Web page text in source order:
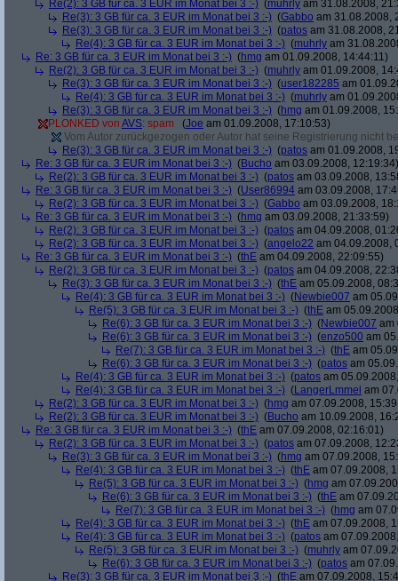
Re(2): 3 GB für ca. 3 EUR im Monat bei 3 :-) (muhrly am 31.08.2008,
Re(3): 3 GB für ca. 3 EUR im Monat bei 3 :-) (Gabbo am 31.08.2008,
Re(3): 3 GB für ca. 3 EUR im Monat bei 3 :-) (patos am 31.08.2008,
Re(4): 3 GB für ca. 3 EUR im Monat bei 3 :-) (muhrly am
Re: 3 GB für ca. 3 EUR im Monat bei 3 :-) (hmg am 01.09.2008, 14:44:11)
Re(2): 3 GB für ca. 3 EUR im Monat bei 3 :-) (muhrly am 01.09.2008,
Re(3): 3 GB für ca. 3 EUR im Monat bei 3 :-) (user182285 am
Re(4): 3 GB für ca. 3 EUR im Monat bei 3 :-) (muhrly am
Re(3): 3 GB für ca. 3 EUR im Monat bei 3 :-) (hmg am 01.09.2008,
PLONKED von AVS: spam (Joe am 01.09.2008, 17:10:53)
Vom Autor zurückgezogen oder Autor hat seine Registrierung nicht
Re(3): 3 GB für ca. 3 EUR im Monat bei 3 :-) (patos am 01.09.2008,
Re: 3 GB für ca. 3 EUR im Monat bei 3 :-) (Bucho am 03.09.2008, 12:19:34)
Re(2): 3 GB für ca. 3 EUR im Monat bei 3 :-) (patos am 03.09.2008,
Re: 3 GB für ca. 3 EUR im Monat bei 3 :-) (User86994 am 03.09.2008,
Re(2): 3 GB für ca. 3 EUR im Monat bei 3 :-) (Gabbo am 03.09.2008,
Re: 3 GB für ca. 3 EUR im Monat bei 3 :-) (hmg am 03.09.2008, 21:33:59)
Re(2): 3 GB für ca. 3 EUR im Monat bei 3 :-) (patos am 04.09.2008,
Re(2): 3 GB für ca. 3 EUR im Monat bei 3 :-) (angelo22 am 04.09.2008,
Re: 3 GB für ca. 3 EUR im Monat bei 3 :-) (thE am 04.09.2008, 22:09:55)
Re(2): 3 GB für ca. 3 EUR im Monat bei 3 :-) (patos am 04.09.2008,
Re(3): 3 GB für ca. 3 EUR im Monat bei 3 :-) (thE am 05.09.2008,
Re(4): 3 GB für ca. 3 EUR im Monat bei 3 :-) (Newbie007 am
Re(5): 3 GB für ca. 3 EUR im Monat bei 3 :-) (thE am
Re(6): 3 GB für ca. 3 EUR im Monat bei 3 :-) (Newbie007 am
Re(6): 3 GB für ca. 3 EUR im Monat bei 3 :-) (enzo500 am
Re(7): 3 GB für ca. 3 EUR im Monat bei 3 :-) (thE am
Re(6): 3 GB für ca. 3 EUR im Monat bei 3 :-) (patos am
Re(4): 3 GB für ca. 3 EUR im Monat bei 3 :-) (patos am
Re(4): 3 GB für ca. 3 EUR im Monat bei 3 :-) (LangerLmmel am
Re(2): 3 GB für ca. 3 EUR im Monat bei 3 :-) (hmg am 07.09.2008,
Re(2): 3 GB für ca. 3 EUR im Monat bei 3 :-) (Bucho am 10.09.2008,
Re: 3 GB für ca. 3 EUR im Monat bei 3 :-) (thE am 07.09.2008, 02:16:01)
Re(2): 3 GB für ca. 3 EUR im Monat bei 3 :-) (patos am 07.09.2008,
Re(3): 3 GB für ca. 3 EUR im Monat bei 3 :-) (hmg am 07.09.2008,
Re(4): 3 GB für ca. 3 EUR im Monat bei 3 :-) (thE am 07.09.2008,
Re(5): 3 GB für ca. 3 EUR im Monat bei 3 :-) (hmg am
Re(6): 3 GB für ca. 3 EUR im Monat bei 3 :-) (thE am
Re(7): 3 GB für ca. 3 EUR im Monat bei 3 :-) (hmg am
Re(4): 3 GB für ca. 3 EUR im Monat bei 3 :-) (thE am 07.09.2008,
Re(4): 3 GB für ca. 3 EUR im Monat bei 3 :-) (patos am
Re(5): 3 GB für ca. 3 EUR im Monat bei 3 :-) (muhrly am
Re(6): 3 GB für ca. 3 EUR im Monat bei 3 :-) (patos am
Re(3): 3 GB für ca. 3 EUR im Monat bei 3 :-) (thE am 07.09.2008,